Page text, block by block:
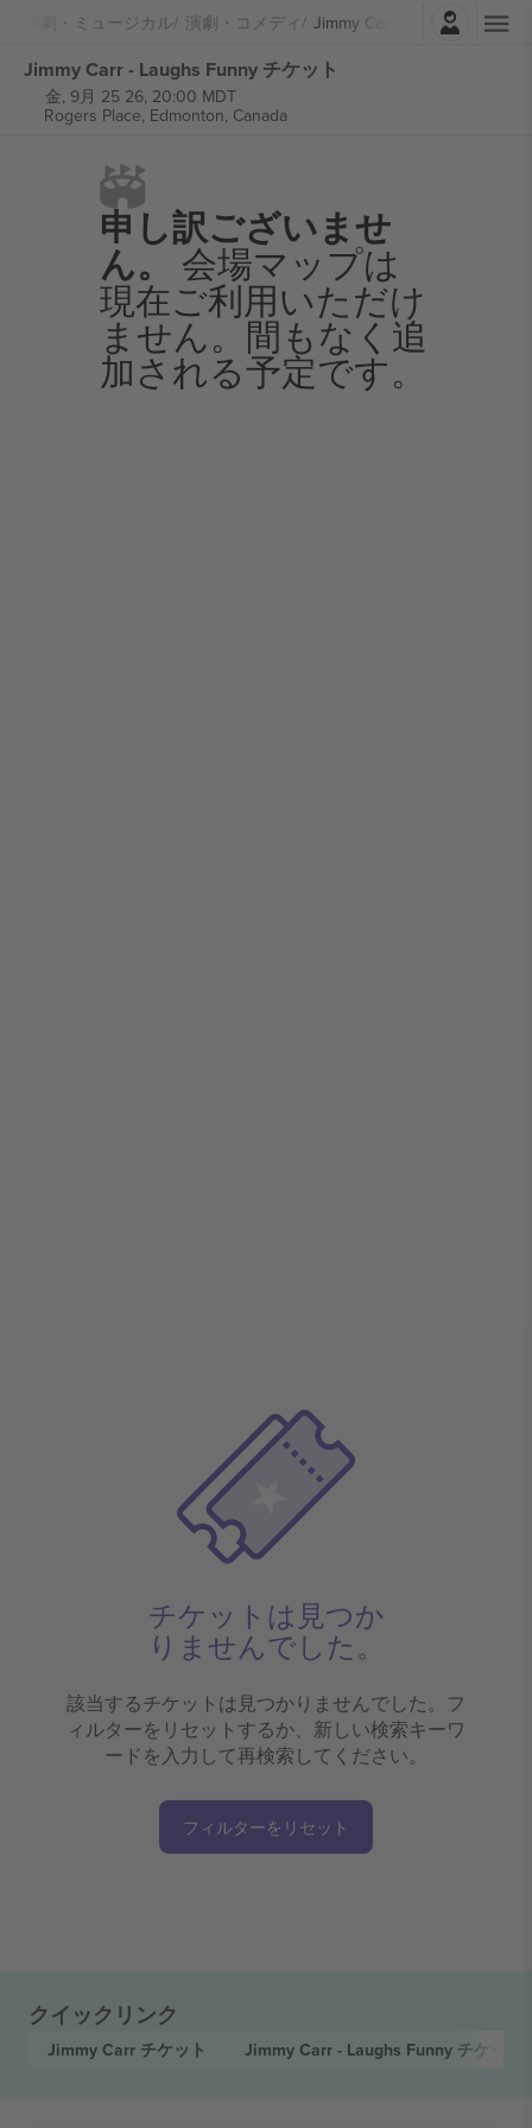
演劇・ミュージカル 演劇・コメディ Jimmy Carr
ログイン
Jimmy Carr - Laughs Funny チケット
金, 9月 25 26, 20:00 MDT
Rogers Place, Edmonton, Canada
申し訳ございませ
ん。 会場マップは
現在ご利用いただけ
ません。間もなく追
加される予定です。
チケットは見つか
りませんでした。
該当するチケットは見つかりませんでした。フ
ィルターをリセットするか、新しい検索キーワ
ードを入力して再検索してください。
フィルターをリセット
クイックリンク
Jimmy Carr チケット Jimmy Carr - Laughs Funny チケット